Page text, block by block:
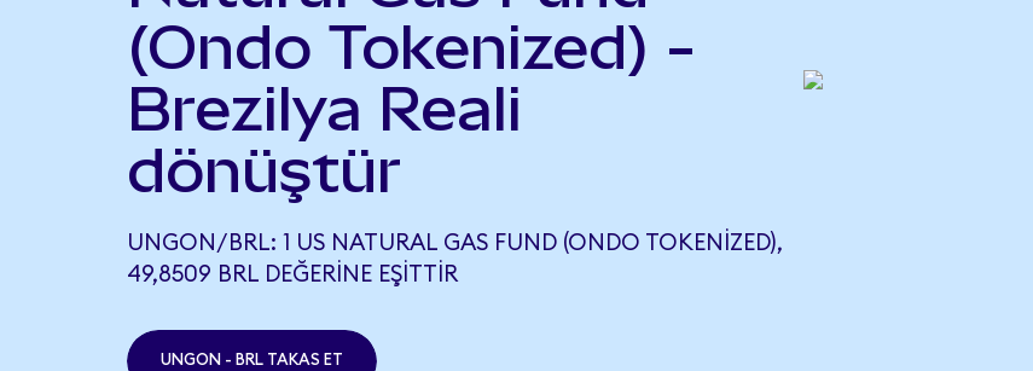
(Ondo Tokenized) -
Brezilya Reali
dönüştür
UNGON/BRL: 1 US NATURAL GAS FUND (ONDO TOKENIZED),
49,8509 BRL DEĞERINE EŞITTIR
UNGON - BRL TAKAS ET